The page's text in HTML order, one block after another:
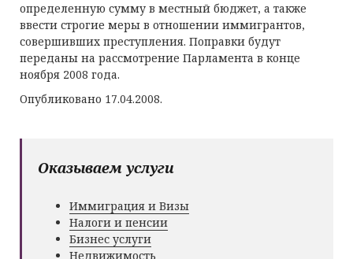
определенную сумму в местный бюджет, а также
ввести строгие меры в отношении иммигрантов,
совершивших преступления. Поправки будут
переданы на рассмотрение Парламента в конце
ноября 2008 года.
Опубликовано 17.04.2008.
Оказываем услуги
Иммиграция и Визы
Налоги и пенсии
Бизнес услуги
Недвижимость